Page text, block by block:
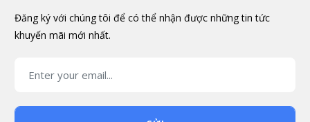
Đăng ký với chúng tôi để có thể nhận được những tin tức
khuyến mãi mới nhất.